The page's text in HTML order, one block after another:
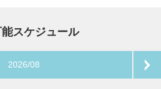
スケジュール
2026/08